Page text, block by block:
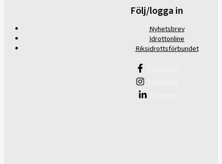
Följ/logga in
Nyhetsbrev
Idrottonline
Riksidrottsförbundet